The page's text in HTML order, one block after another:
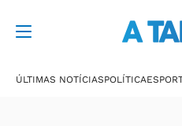
ÚLTIMAS NOTÍCIASPOLÍTICA